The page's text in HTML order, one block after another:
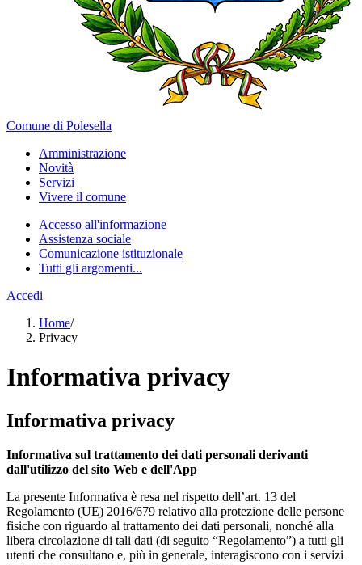
Comune di Polesella
Amministrazione
Novità
Servizi
Vivere il comune
Accesso all'informazione
Assistenza sociale
Comunicazione istituzionale
Tutti gli argomenti...
Accedi
Home/
Privacy
Informativa privacy
Informativa privacy
Informativa sul trattamento dei dati personali derivanti
dall'utilizzo del sito Web e dell'App
La presente Informativa è resa nel rispetto dell’art. 13 del
Regolamento (UE) 2016/679 relativo alla protezione delle persone
fisiche con riguardo al trattamento dei dati personali, nonché alla
libera circolazione di tali dati (di seguito “Regolamento”) a tutti gli
utenti che consultano e, più in generale, interagiscono con i servizi